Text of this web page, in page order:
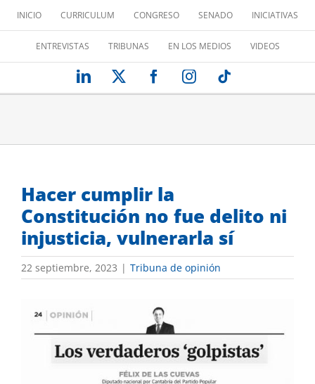
contenido
INICIO CURRICULUM CONGRESO SENADO INICIATIVAS
ENTREVISTAS TRIBUNAS EN LOS MEDIOS VIDEOS
LinkedIn FacebookInstagram
Hacer cumplir la
Constitución no fue delito ni
injusticia, vulnerarla sí
22 septiembre, 2023 | Tribuna de opinión
imagen
grande